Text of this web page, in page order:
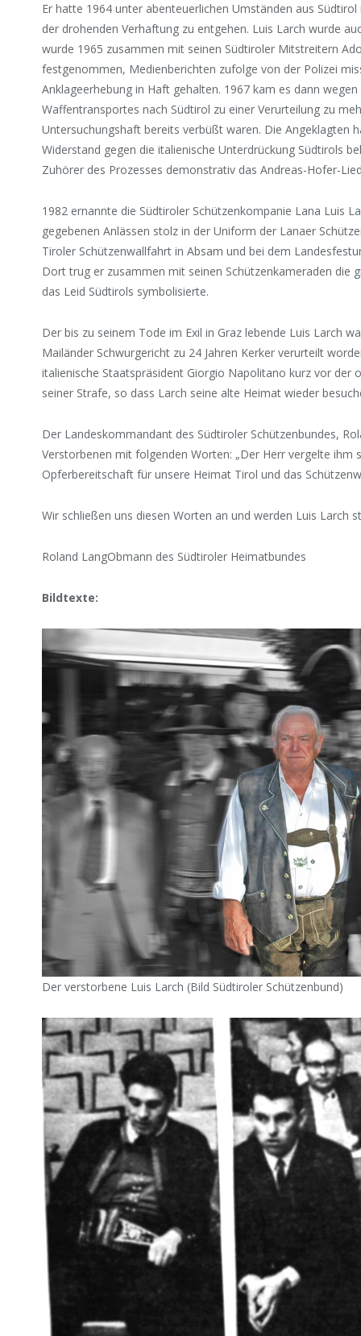
Er hatte 1964 unter abenteuerlichen Umständen aus
der drohenden Verhaftung zu entgehen. Luis Larch wurde
wurde 1965 zusammen mit seinen Südtiroler Mitstreitern
festgenommen, Medienberichten zufolge von der Polizei
Anklageerhebung in Haft gehalten. 1967 kam es dann
Waffentransportes nach Südtirol zu einer Verurteilung zu
Untersuchungshaft bereits verbüßt waren. Die Angeklagten
Widerstand gegen die italienische Unterdrückung Südtirols
Zuhörer des Prozesses demonstrativ das Andreas-Hofer-
1982 ernannte die Südtiroler Schützenkompanie Lana Luis
gegebenen Anlässen stolz in der Uniform der Lanaer
Tiroler Schützenwallfahrt in Absam und bei dem
Dort trug er zusammen mit seinen Schützenkameraden die
das Leid Südtirols symbolisierte.
Der bis zu seinem Tode im Exil in Graz lebende Luis Larch
Mailänder Schwurgericht zu 24 Jahren Kerker verurteilt
italienische Staatspräsident Giorgio Napolitano kurz vor der
seiner Strafe, so dass Larch seine alte Heimat wieder
Der Landeskommandant des Südtiroler Schützenbundes,
Verstorbenen mit folgenden Worten: „Der Herr vergelte ihm
Opferbereitschaft für unsere Heimat Tirol und das
Wir schließen uns diesen Worten an und werden Luis Larch
Roland LangObmann des Südtiroler Heimatbundes
Bildtexte:
Der verstorbene Luis Larch (Bild Südtiroler Schützenbund)